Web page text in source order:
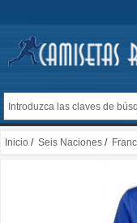
Inicio / Seis Naciones /